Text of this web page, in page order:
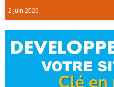
2 juin 2026